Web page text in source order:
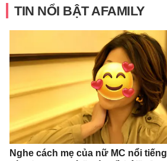
TIN NỔI BẬT AFAMILY
Nghe cách mẹ của nữ MC nổi tiếng